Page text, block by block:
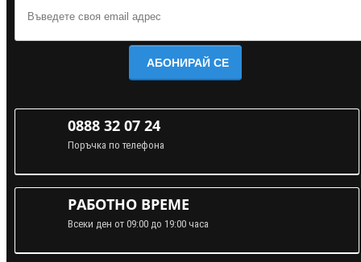
АБОНИРАЙ СЕ
0888 32 07 24
Поръчка по телефона
РАБОТНО ВРЕМЕ
Всеки ден от 09:00 до 19:00 часа